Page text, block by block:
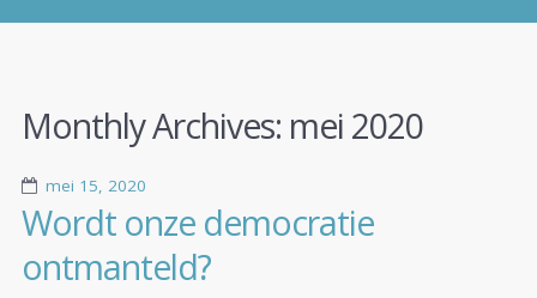
Monthly Archives: mei 2020
mei 15, 2020
Wordt onze democratie
ontmanteld?